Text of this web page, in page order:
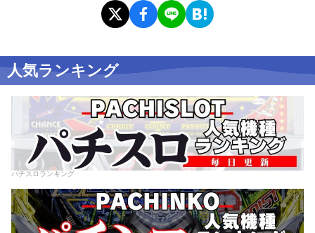
人気ランキング
パチスロランキング